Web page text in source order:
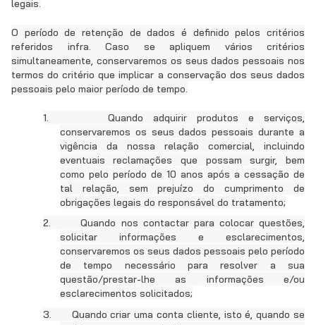
legais.
O período de retenção de dados é definido pelos critérios
referidos infra. Caso se apliquem vários critérios
simultaneamente, conservaremos os seus dados pessoais nos
termos do critério que implicar a conservação dos seus dados
pessoais pelo maior período de tempo.
1.
Quando adquirir produtos e serviços,
conservaremos os seus dados pessoais durante a
vigência da nossa relação comercial, incluindo
eventuais reclamações que possam surgir, bem
como pelo período de 10 anos após a cessação de
tal relação, sem prejuízo do cumprimento de
obrigações legais do responsável do tratamento;
2.
Quando nos contactar para colocar questões,
solicitar informações e esclarecimentos,
conservaremos os seus dados pessoais pelo período
de tempo necessário para resolver a sua
questão/prestar-lhe as informações e/ou
esclarecimentos solicitados;
3.
Quando criar uma conta cliente, isto é, quando se